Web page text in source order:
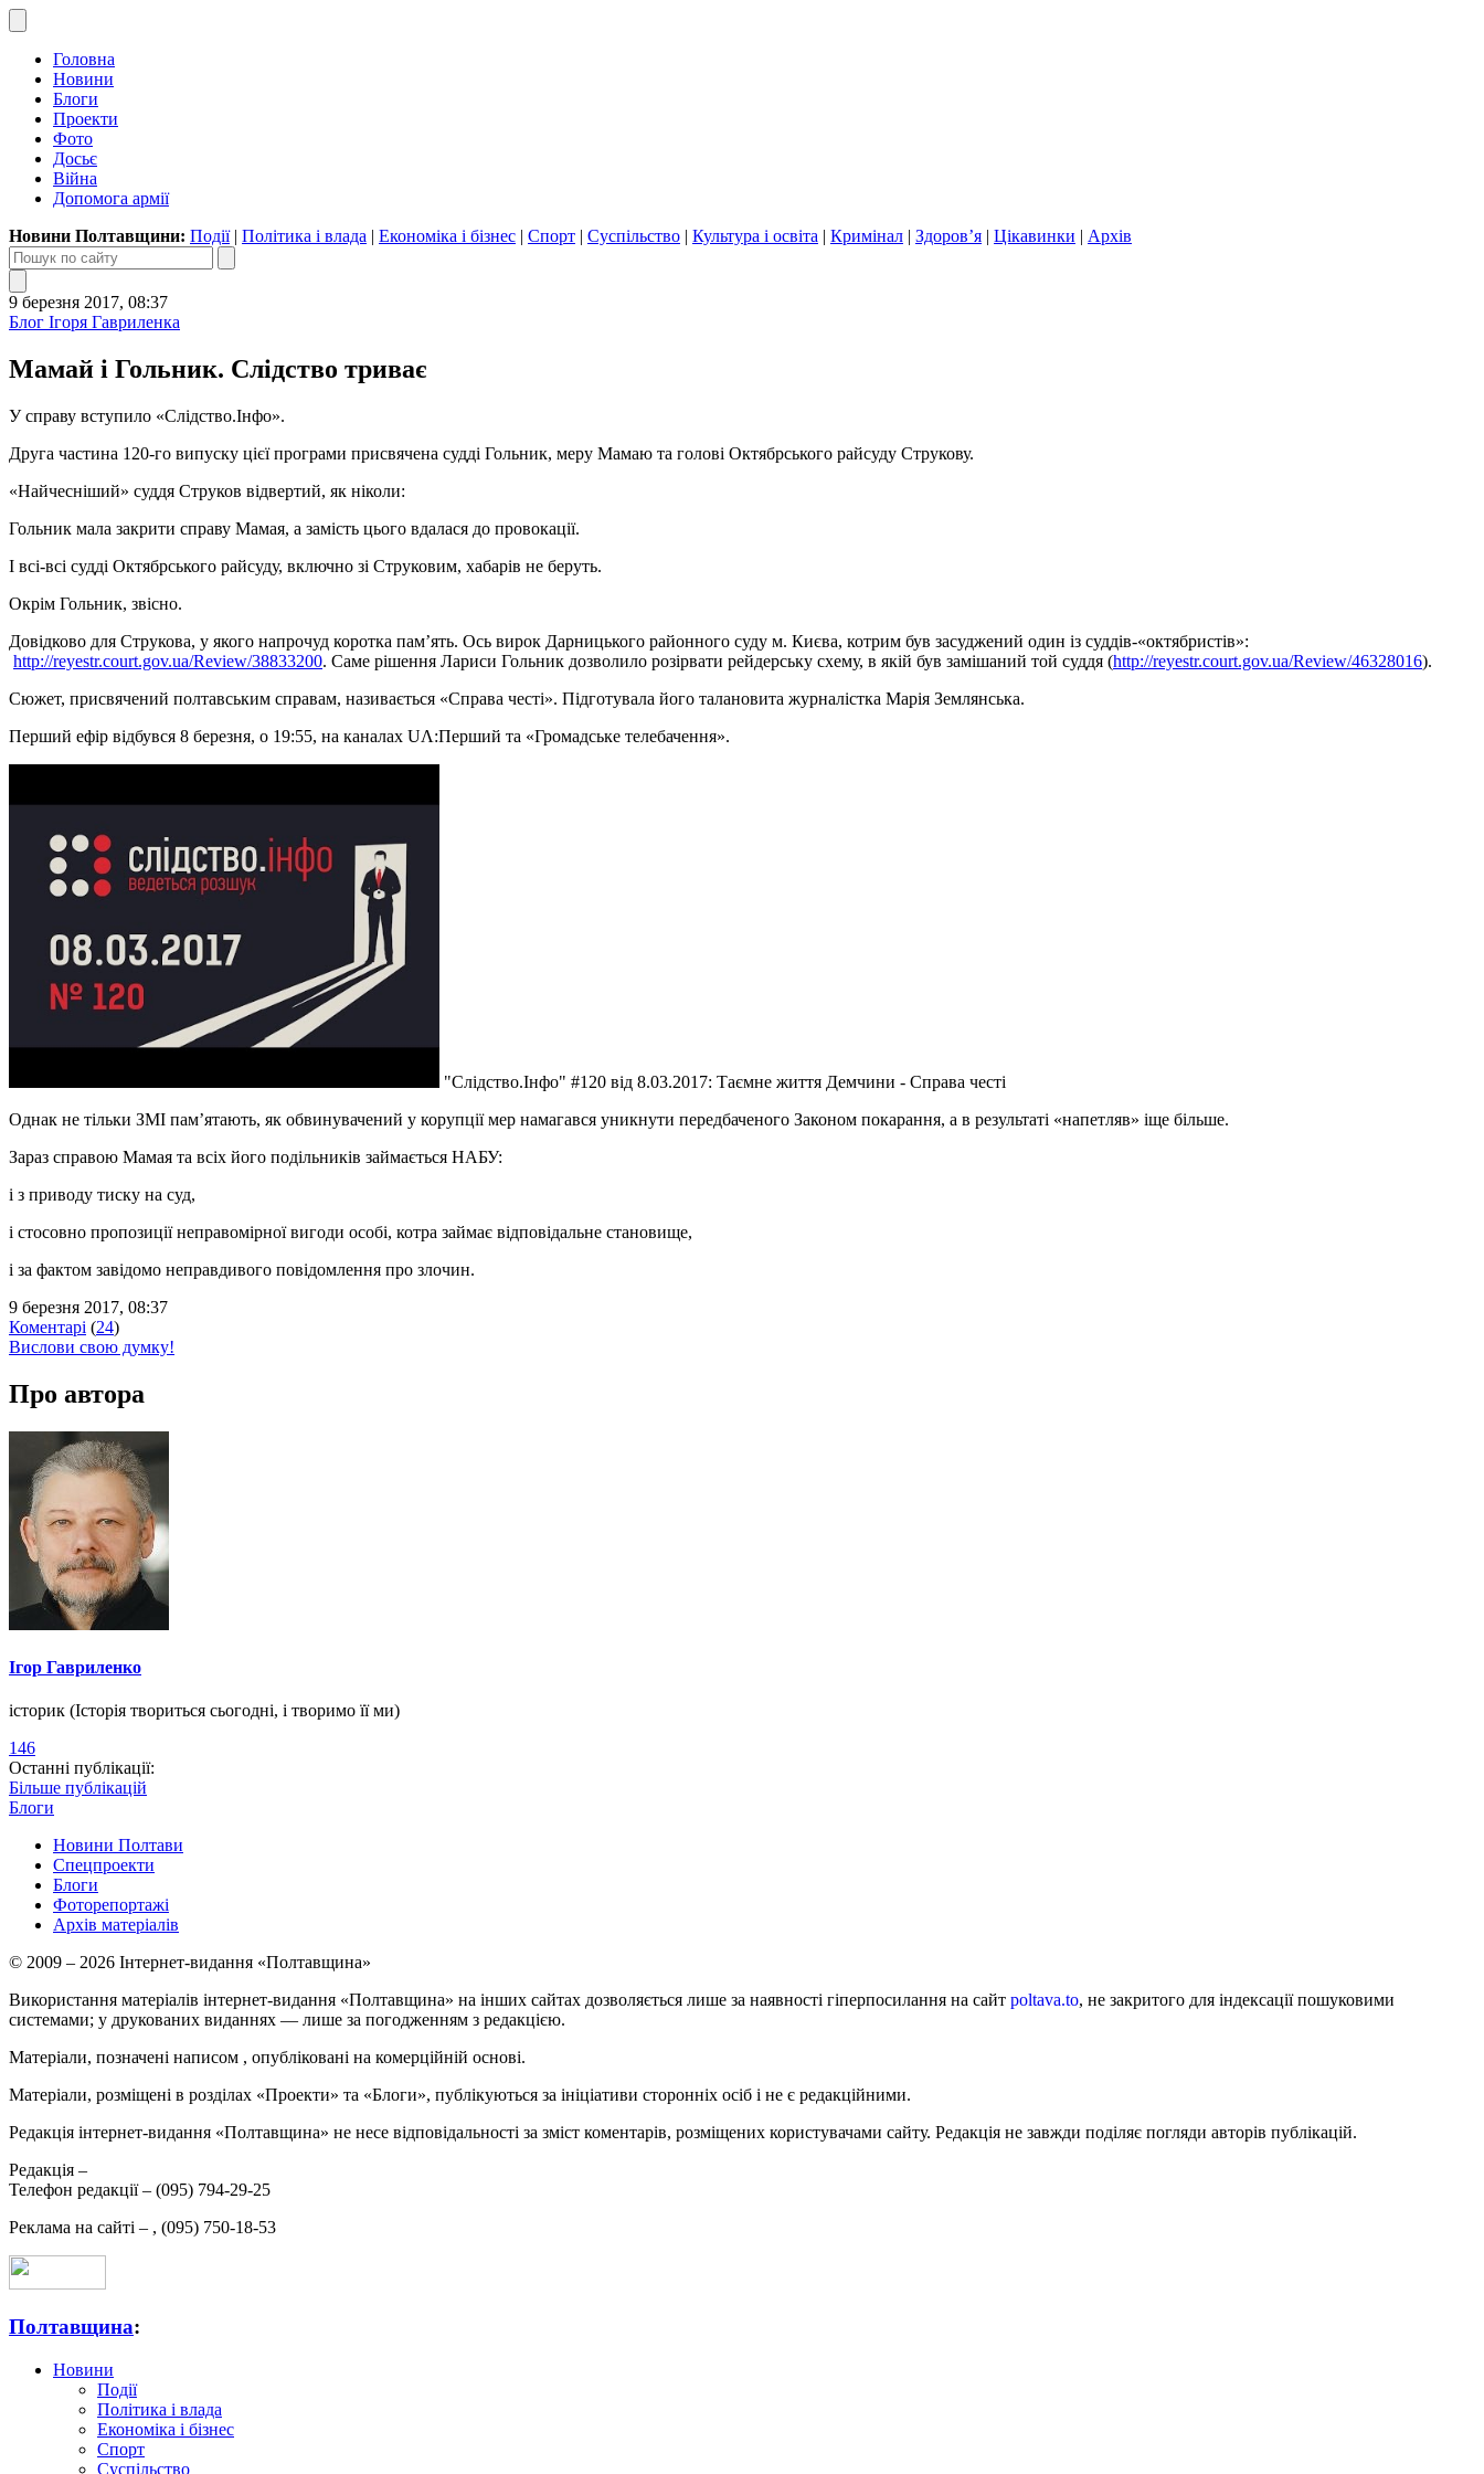
Головна
Новини
Блоги
Проекти
Фото
Досьє
Війна
Допомога армії
Новини Полтавщини: Події| Політика і влада | Економіка і бізнес | Спорт | Суспільство | Культура і освіта | Кримінал | Здоров’я | Цікавинки | Архів
9 березня 2017, 08:37
Блог Ігоря Гавриленка
Мамай і Гольник. Слідство триває
У справу вступило «Слідство.Інфо».
Друга частина 120-го випуску цієї програми присвячена судді Гольник, меру Мамаю та голові Октябрського райсуду Струкову.
«Найчесніший» суддя Струков відвертий, як ніколи:
Гольник мала закрити справу Мамая, а замість цього вдалася до провокації.
І всі-всі судді Октябрського райсуду, включно зі Струковим, хабарів не беруть.
Окрім Гольник, звісно.
Довідково для Струкова, у якого напрочуд коротка пам’ять. Ось вирок Дарницького районного суду м. Києва, котрим був засуджений один із суддів-«октябристів»:
http://reyestr.court.gov.ua/Review/38833200. Саме рішення Лариси Гольник дозволило розірвати рейдерську схему, в якій був замішаний той суддя (http://reyestr.court.gov.ua/Review/46328016).
Сюжет, присвячений полтавським справам, називається «Справа честі». Підготувала його талановита журналістка Марія Землянська.
Перший ефір відбувся 8 березня, о 19:55, на каналах UΛ:Перший та «Громадське телебачення».
"Слідство.Інфо" #120 від 8.03.2017: Таємне життя Демчини - Справа честі
Однак не тільки ЗМІ пам’ятають, як обвинувачений у корупції мер намагався уникнути передбаченого Законом покарання, а в результаті «напетляв» іще більше.
Зараз справою Мамая та всіх його подільників займається НАБУ:
і з приводу тиску на суд,
і стосовно пропозиції неправомірної вигоди особі, котра займає відповідальне становище,
і за фактом завідомо неправдивого повідомлення про злочин.
9 березня 2017, 08:37
Коментарі (24)
Вислови свою думку!
Про автора
Ігор Гавриленко
історик (Історія твориться сьогодні, і творимо її ми)
146
Останні публікації:
Більше публікацій
Блоги
Новини Полтави
Спецпроекти
Блоги
Фоторепортажі
Архів матеріалів
© 2009 – 2026 Інтернет-видання «Полтавщина»
Використання матеріалів інтернет-видання «Полтавщина» на інших сайтах дозволяється лише за наявності гіперпосилання на сайт poltava.to, не закритого для індексації пошуковими
системами; у друкованих виданнях — лише за погодженням з редакцією.
Матеріали, позначені написом , опубліковані на комерційній основі.
Матеріали, розміщені в розділах «Проекти» та «Блоги», публікуються за ініціативи сторонніх осіб і не є редакційними.
Редакція інтернет-видання «Полтавщина» не несе відповідальності за зміст коментарів, розміщених користувачами сайту. Редакція не завжди поділяє погляди авторів публікацій.
Редакція –
Телефон редакції – (095) 794-29-25
Реклама на сайті – , (095) 750-18-53
Полтавщина:
Новини
Події
Політика і влада
Економіка і бізнес
Спорт
Суспільство